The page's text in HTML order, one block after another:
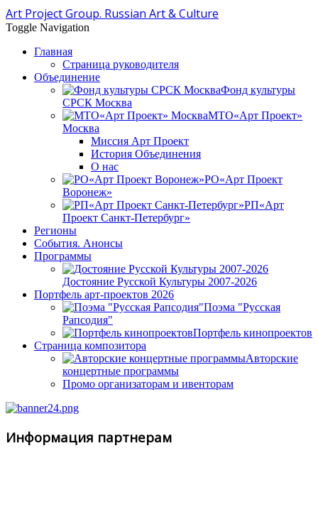
Art Project Group. Russian Art & Culture
Toggle Navigation
Главная
Страница руководителя
Объединение
Фонд культуры
СРСК Москва
МТО«Арт Проект»
Москва
Миссия Арт Проект
История Объединения
О нас
РО«Арт Проект
Воронеж»
РП«Арт
Проект Санкт-Петербург»
Регионы
События. Анонсы
Программы
Достояние Русской Культуры 2007-2026
Портфель арт-проектов 2026
Поэма "Русская
Рапсодия"
Портфель кинопроектов
Страница композитора
Авторские
концертные программы
Промо организаторам и ивенторам
Информация партнерам